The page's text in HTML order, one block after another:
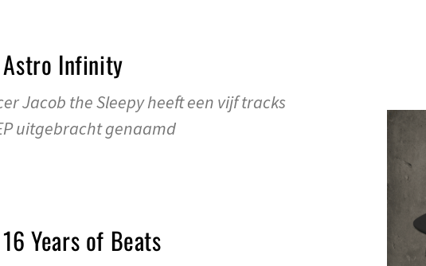
Infinity
Jacob the Sleepy heeft een vijf tracks
uitgebracht genaamd
Years of Beats